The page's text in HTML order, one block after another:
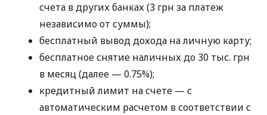
счета в других банках (3 грн за платеж
независимо от суммы);
бесплатный вывод дохода на личную карту;
бесплатное снятие наличных до 30 тыс. грн
в месяц (далее — 0.75%);
кредитный лимит на счете — с
автоматическим расчетом в соответствии с